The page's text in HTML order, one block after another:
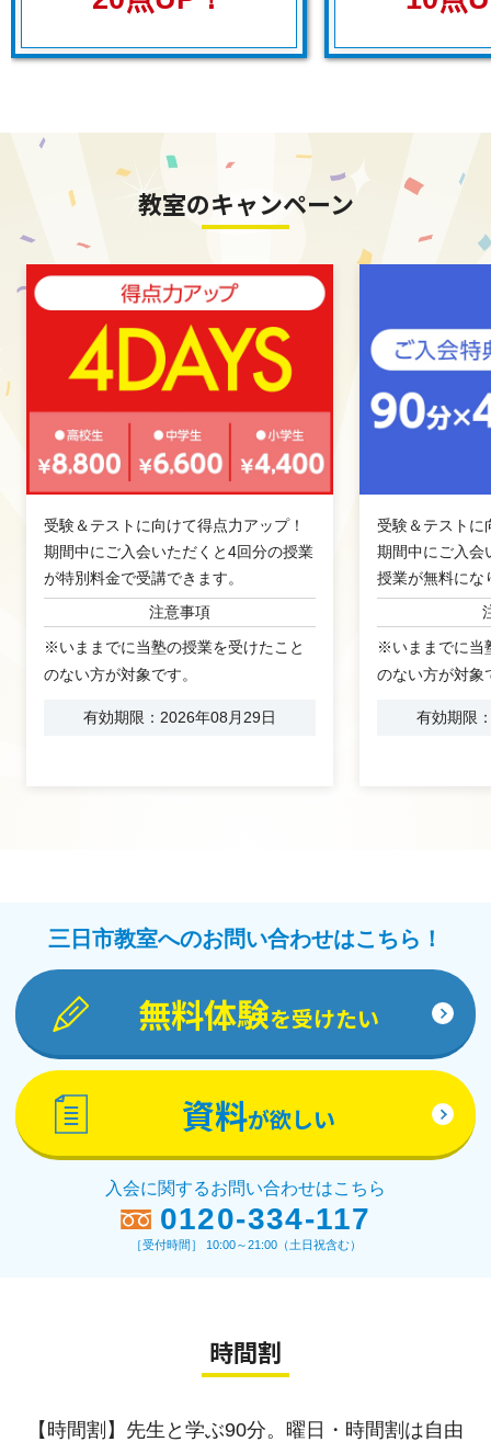
教室のキャンペーン
受験＆テストに向けて得点力アップ！
期間中にご入会いただくと4回分の授業
が特別料金で受講できます。
注意事項
※いままでに当塾の授業を受けたこと
のない方が対象です。
有効期限：2026年08月29日
受験＆テストに
期間中にご入会
授業が無料にな
※いままでに当
のない方が対象
有効期限
三日市教室へのお問い合わせはこちら！
無料体験を受けたい
資料が欲しい
入会に関するお問い合わせはこちら
0120-334-117
［受付時間］ 10:00～21:00（土日祝含む）
時間割
【時間割】先生と学ぶ90分。曜日・時間割は自由